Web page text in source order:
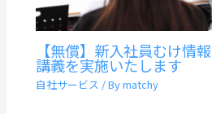
【無償】新入社員むけ情
講義を実施いたします
自社サービス / Bymatchy